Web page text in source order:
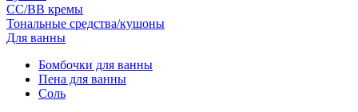
СС/ВВ кремы
Тональные средства/кушоны
Для ванны
Бомбочки для ванны
Пена для ванны
Соль